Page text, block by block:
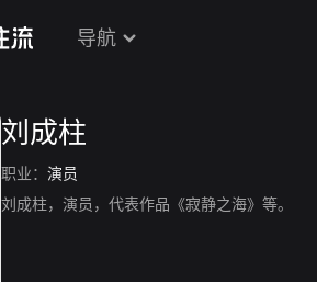
导航
刘成柱
职业： 演员
刘成柱，演员，代表作品《寂静之海》等。